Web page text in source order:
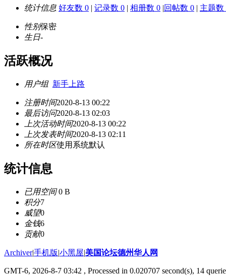
统计信息 好友数 0 | 记录数 0 | 相册数 0 |回帖数 0 | 主题数
性别保密
生日-
活跃概况
用户组 新手上路
注册时间2020-8-13 00:22
最后访问2020-8-13 02:03
上次活动时间2020-8-13 00:22
上次发表时间2020-8-13 02:11
所在时区使用系统默认
统计信息
已用空间0 B
积分7
威望0
金钱6
贡献0
Archiver|手机版|小黑屋|美国论坛德州华人网
GMT-6, 2026-8-7 03:42 , Processed in 0.020707 second(s), 14